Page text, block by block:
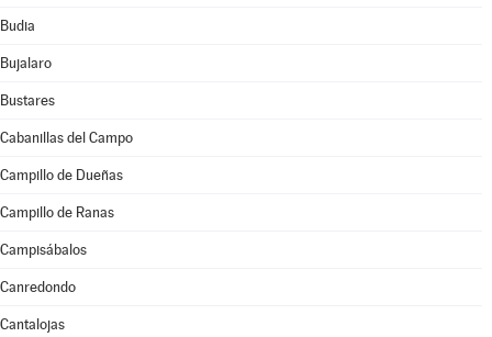
Budia
Bujalaro
Bustares
Cabanillas del Campo
Campillo de Dueñas
Campillo de Ranas
Campisábalos
Canredondo
Cantalojas